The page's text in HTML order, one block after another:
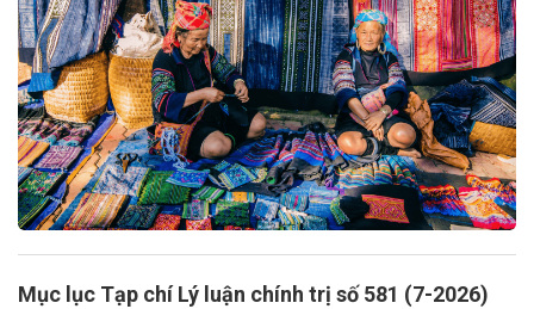
Mục lục Tạp chí Lý luận chính trị số 581 (7-2026)